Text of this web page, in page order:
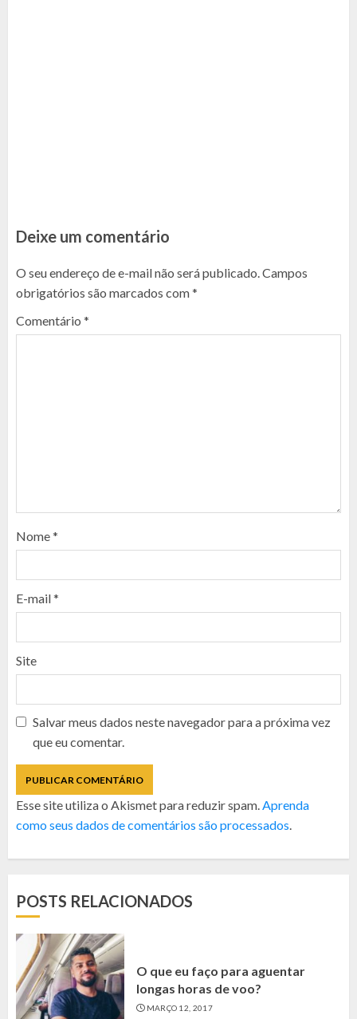
Deixe um comentário
O seu endereço de e-mail não será publicado.Campos
obrigatórios são marcados com*
Comentário *
Nome*
E-mail*
Site
Salvar meus dados neste navegador para a próxima vez
que eu comentar.
Esse site utiliza o Akismet para reduzir spam.Aprenda
como seus dados de comentários são processados.
POSTS RELACIONADOS
O que eu faço para aguentar
longas horas de voo?
MARÇO 12, 2017